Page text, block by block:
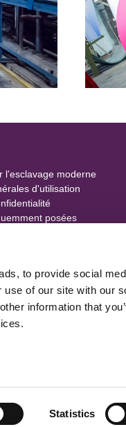
to provide social
of our site with our
information that
Statistics
preferences. I
l'esclavage moderne
d'utilisation
posées